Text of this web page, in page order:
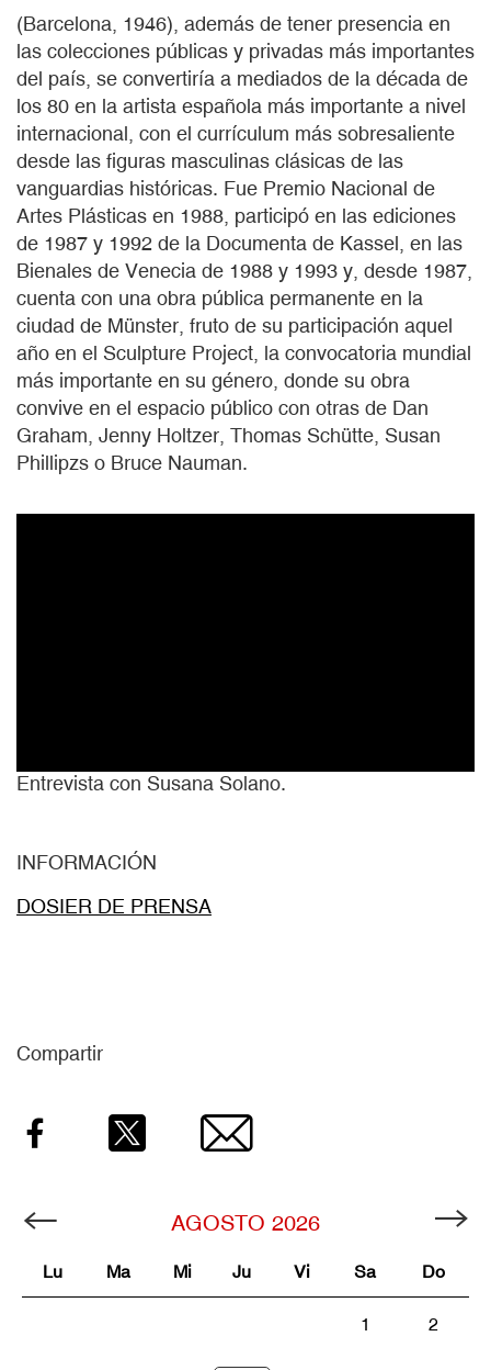
(Barcelona, 1946), además de tener presencia en
las colecciones públicas y privadas más importantes
del país, se convertiría a mediados de la década de
los 80 en la artista española más importante a nivel
internacional, con el currículum más sobresaliente
desde las figuras masculinas clásicas de las
vanguardias históricas. Fue Premio Nacional de
Artes Plásticas en 1988, participó en las ediciones
de 1987 y 1992 de la Documenta de Kassel, en las
Bienales de Venecia de 1988 y 1993 y, desde 1987,
cuenta con una obra pública permanente en la
ciudad de Münster, fruto de su participación aquel
año en el Sculpture Project, la convocatoria mundial
más importante en su género, donde su obra
convive en el espacio público con otras de Dan
Graham, Jenny Holtzer, Thomas Schütte, Susan
Phillipzs o Bruce Nauman.
Entrevista con Susana Solano.
INFORMACIÓN
DOSIER DE PRENSA
Compartir
Facebook Email
AGOSTO 2026
Lu Ma Mi Ju Vi Sa Do
1 2